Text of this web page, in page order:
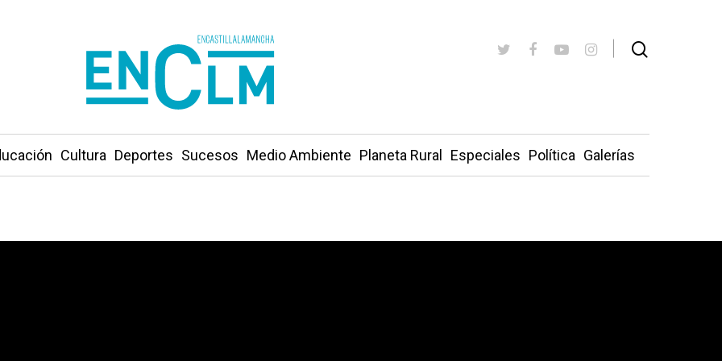
Cultura Deportes Sucesos Medio Ambiente Planeta Rural Especiales Política Galerías